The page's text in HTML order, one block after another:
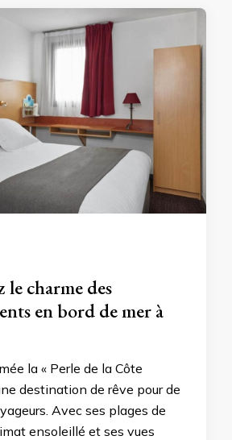
le charme des
en bord de mer à
la « Perle de la Côte
destination de rêve pour de
Avec ses plages de
ensoleillé et ses vues